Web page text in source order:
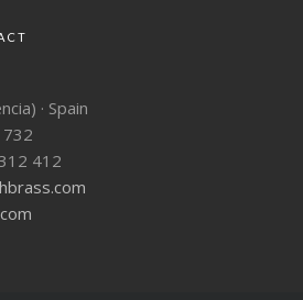
· Spain
412